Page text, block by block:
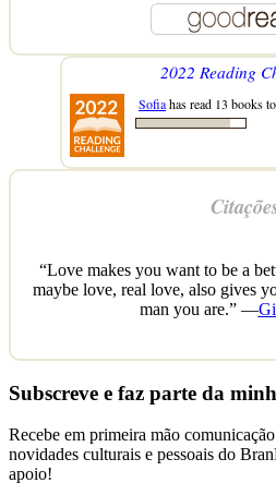
2022 Reading
Sofiahas read 13 books
“Love makes you want to be a
maybe love, real love, also gives
man you are.” —
Subscreve e faz parte da
Recebe em primeira mão
novidades culturais e pessoais do
apoio!